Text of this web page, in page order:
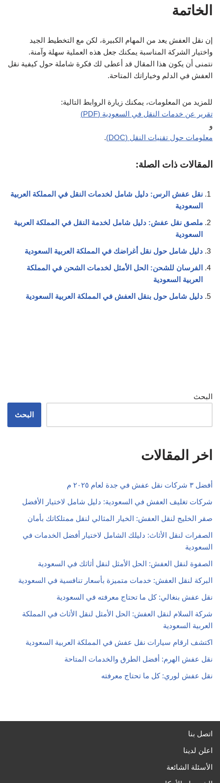
الخاتمة
إن نقل العفش يعد من المهام الكبيرة، لكن مع التخطيط الجيد
واختيار الشركة المناسبة يمكنك جعل هذه العملية سهلة وآمنة.
نتمنى أن يكون هذا المقال قد أعطى لك فكرة شاملة حول كيفية نقل
العفش في الدلم وخياراتك المتاحة.
للمزيد من المعلومات، يمكنك زيارة الروابط التالية:
تقرير عن خدمات النقل في السعودية (PDF)
و
معلومات حول تقنيات النقل (DOC)
.
المقالات ذات الصلة:
نقل عفش الرس: دليل شامل لخدمات النقل في المملكة العربية
السعودية
ملصق نقل عفش: دليل شامل لخدمة النقل في المملكة العربية
السعودية
دليل شامل حول نقل أغراضك في المملكة العربية السعودية
الفرسان للشحن: الحل الأمثل لخدمات الشحن في المملكة
العربية السعودية
دليل شامل حول بنقل العفش في المملكة العربية السعودية
البحث
البحث
اخر المقالات
أفضل ٣ شركات نقل عفش في جدة لعام ٢٠٢٥ م
شركات تغليف العفش في السعودية: دليل شامل لاختيار الأفضل
صقر الخليج لنقل العفش: الخيار المثالي لنقل ممتلكاتك بأمان
الصفرات لنقل الأثاث: دليلك الشامل لاختيار أفضل الخدمات في
السعودية
الصفوة لنقل العفش: الحل الأمثل لنقل أثاثك في السعودية
البركة لنقل العفش: خدمات متميزة بأسعار تنافسية في السعودية
نقل عفش بنغالي: كل ما تحتاج معرفته في السعودية
شركة السلام لنقل العفش: الحل الأمثل لنقل الأثاث في المملكة
العربية السعودية
اكتشف ارقام سيارات نقل عفش في المملكة العربية السعودية
نقل عفش الهرم: أفضل الطرق والخدمات المتاحة
نقل عفش لوري: كل ما تحتاج معرفته
اتصل بنا
اعلن لدينا
الأسئلة الشائعة